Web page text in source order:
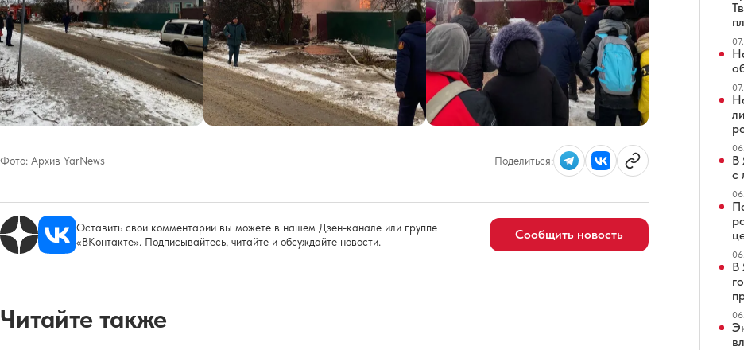
Фото: Архив YarNews Поделиться:
Оставить свои комментарии вы можете в нашем Дзен-канале или группе
«ВКонтакте». Подписывайтесь, читайте и обсуждайте новости.
Сообщить новость
Читайте также
В
с
В